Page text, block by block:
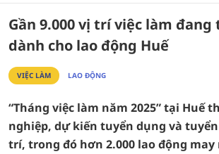
Gần 9.000 vị trí việc làm
dành cho lao động Huế
VIỆC LÀM LAO ĐỘNG
“Tháng việc làm năm 2025” tại Huế
nghiệp, dự kiến tuyển dụng và tuyển
trí, trong đó hơn 2.000 lao động may